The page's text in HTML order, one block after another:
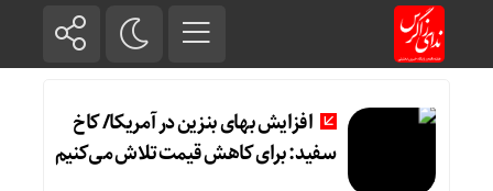
افزایش بهای بنزین در آمریکا/ کاخ
سفید: برای کاهش قیمت تلاش می‌کنیم